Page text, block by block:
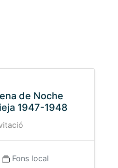
de Noche
1947-1948
Fons local